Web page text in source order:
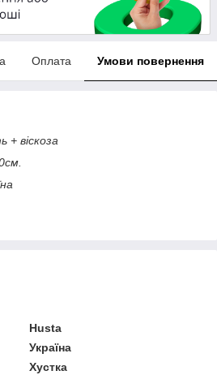
Оплата Умови повернення
+ віскоза
Husta
Україна
Хустка